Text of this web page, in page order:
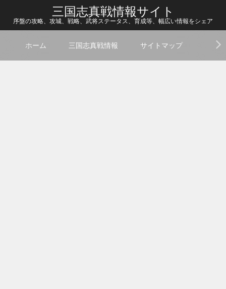
三国志真戦情報サイト
序盤の攻略、攻城、戦略、武将ステータス、育成等、幅広い情報をシェア
ホーム 三国志真戦情報 サイトマップ